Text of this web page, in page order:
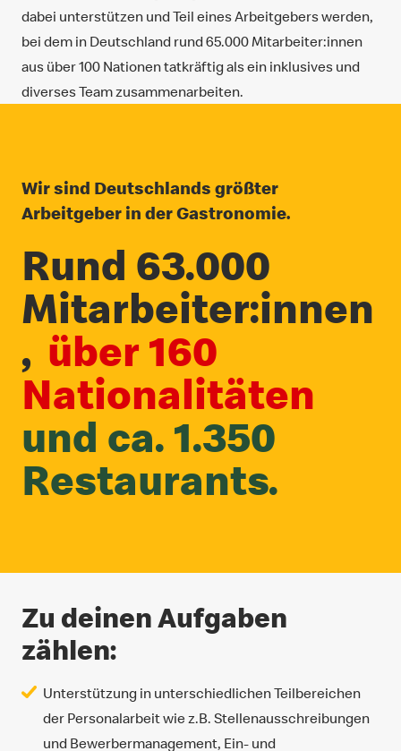
dabei unterstützen und Teil eines Arbeitgebers werden,
bei dem in Deutschland rund 65.000 Mitarbeiter:innen
aus über 100 Nationen tatkräftig als ein inklusives und
diverses Team zusammenarbeiten.
Wir sind Deutschlands größter
Arbeitgeber in der Gastronomie.
Rund 63.000
Mitarbeiter:innen
, über 160
Nationalitäten
und ca. 1.350
Restaurants.
Zu deinen Aufgaben
zählen:
Unterstützung in unterschiedlichen Teilbereichen
der Personalarbeit wie z.B. Stellenausschreibungen
und Bewerbermanagement, Ein- und